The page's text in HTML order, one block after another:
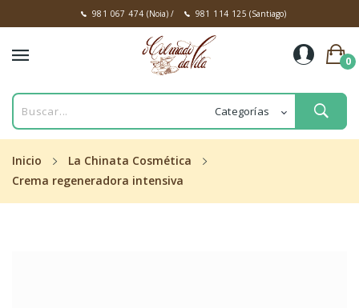
981 067 474 (Noia)/ 981 114 125 (Santiago)
0
Inicio
La Chinata Cosmética
Crema regeneradora intensiva